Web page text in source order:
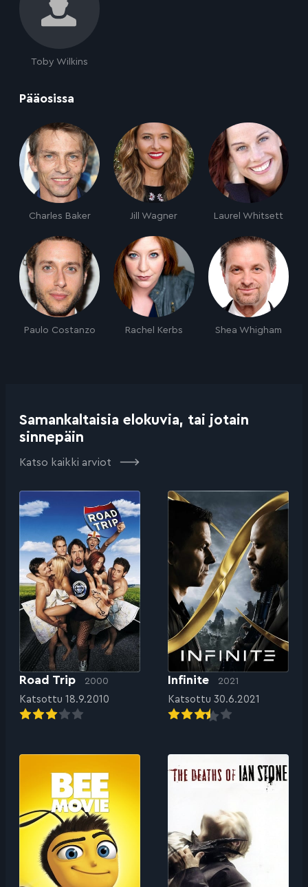
Toby Wilkins
Pääosissa
Charles Baker Jill Wagner Laurel Whitsett
Paulo Costanzo Rachel Kerbs Shea Whigham
Samankaltaisia elokuvia, tai jotain
sinnepäin
Katso kaikki arviot
Road Trip 2000
Katsottu 18.9.2010
Infinite 2021
Katsottu 30.6.2021